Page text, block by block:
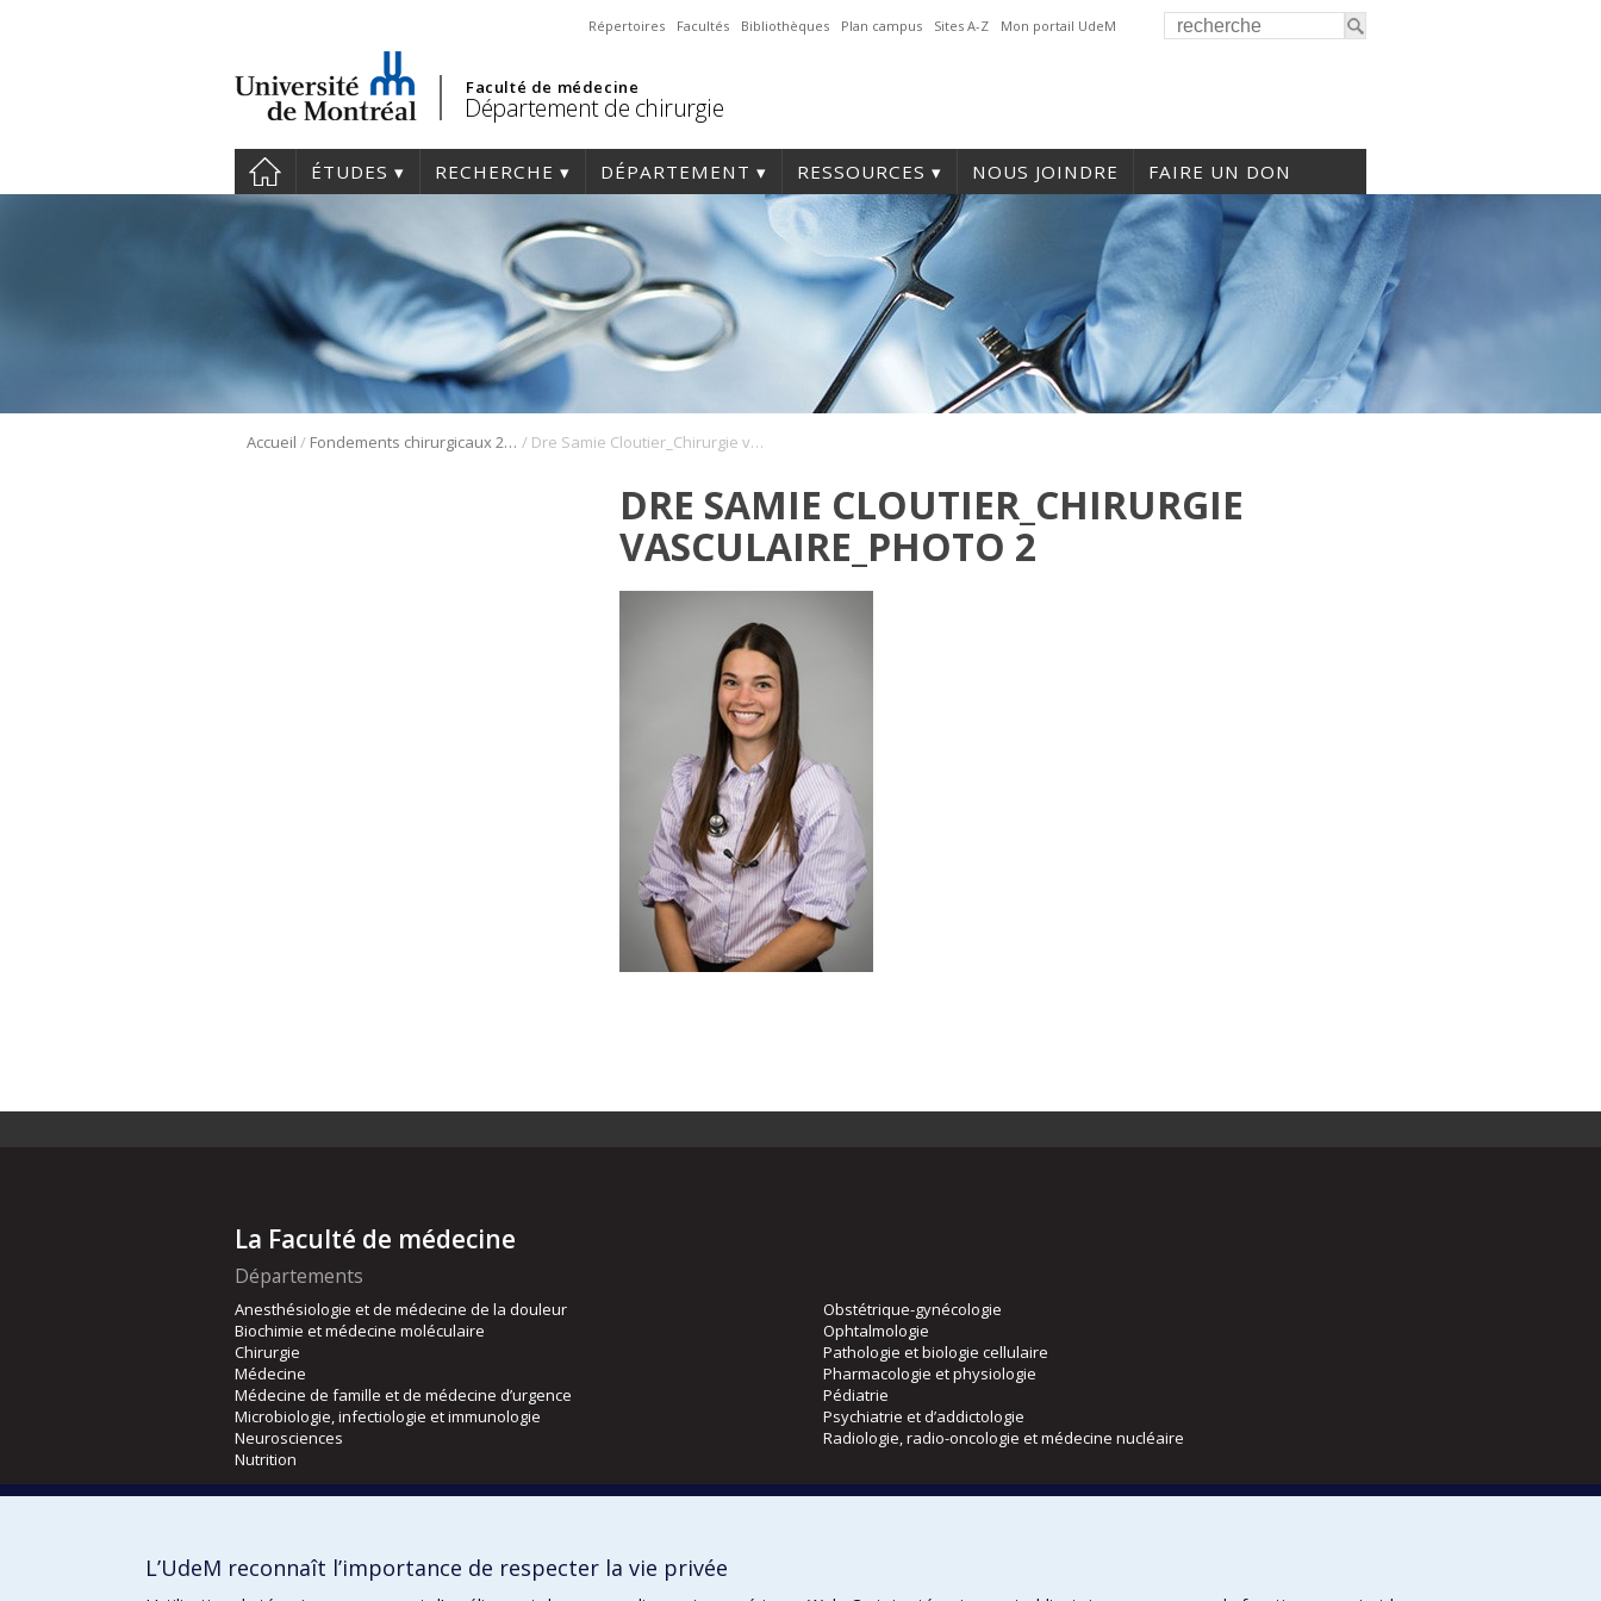
Répertoires Facultés Bibliothèques Plan campus Sites A-Z Mon portail UdeM
Faculté de médecine
Département de chirurgie
ÉTUDES RECHERCHE DÉPARTEMENT RESSOURCES NOUS JOINDRE FAIRE UN DON
Accueil / Fondements chirurgicaux 2023 – chirurgie vasculaire / Dre Samie Cloutier_Chirurgie vasculaire_photo 2
DRE SAMIE CLOUTIER_CHIRURGIE
VASCULAIRE_PHOTO 2
La Faculté de médecine
Départements
Anesthésiologie et de médecine de la douleur
Biochimie et médecine moléculaire
Chirurgie
Médecine
Médecine de famille et de médecine d’urgence
Microbiologie, infectiologie et immunologie
Neurosciences
Nutrition
Obstétrique-gynécologie
Ophtalmologie
Pathologie et biologie cellulaire
Pharmacologie et physiologie
Pédiatrie
Psychiatrie et d’addictologie
Radiologie, radio-oncologie et médecine nucléaire
Orthophonie et audiologie
L’UdeM reconnaît l’importance de respecter la vie privée